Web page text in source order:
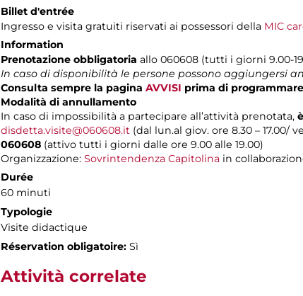
Billet d'entrée
Ingresso e visita gratuiti riservati ai possessori della MIC
Information
Prenotazione obbligatoria allo 060608 (tutti i giorni 9.00-
In caso di disponibilità le persone possono aggiungersi
Consulta sempre la pagina AVVISI prima di
Modalità di annullamento
In caso di impossibilità a partecipare all’attività prenotata,
disdetta.visite@060608.it (dal lun.al giov. ore 8.30 – 17.00/
060608 (attivo tutti i giorni dalle ore 9.00 alle 19.00)
Organizzazione: Sovrintendenza Capitolina in
Durée
60 minuti
Typologie
Visite didactique
Réservation obligatoire: Sì
Attività correlate